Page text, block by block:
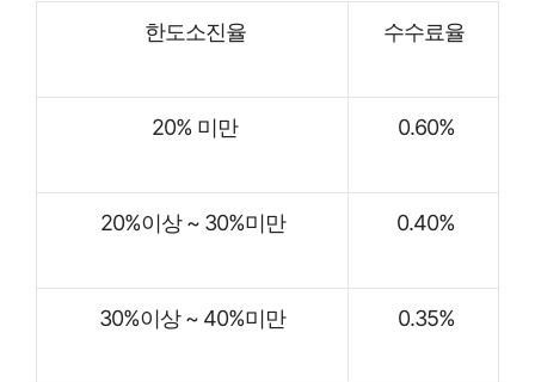
한도소진율 수수료율
20% 미만 0.60%
20%이상 ~ 30%미만 0.40%
30%이상 ~ 40%미만 0.35%